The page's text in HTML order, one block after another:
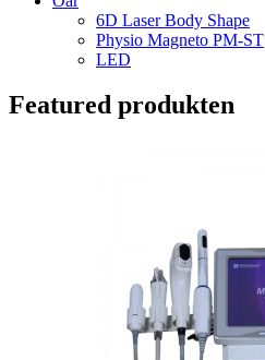
6D Laser Body Shape
Physio Magneto PM-ST
LED
Featured produkten